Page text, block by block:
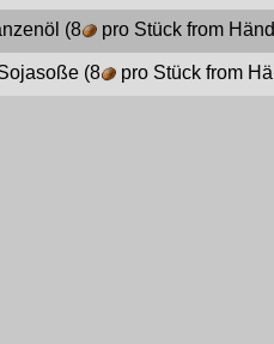
(8 pro Stück from
(8 pro Stück from